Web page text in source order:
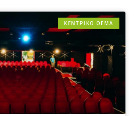
ΚΕΝΤΡΙΚΟ ΘΕΜΑ